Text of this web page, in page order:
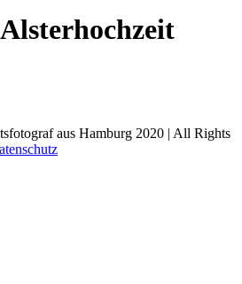
aus Hamburg 2020 | All Rights